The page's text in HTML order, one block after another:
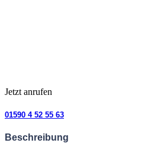
Jetzt anrufen
01590 4 52 55 63
Beschreibung